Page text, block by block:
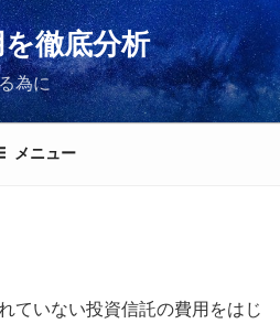
徹底分析
為に
メニュー
ていない投資信託の費用をはじ